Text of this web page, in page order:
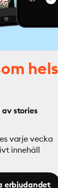
stories
varje vecka
innehåll
erbjudandet